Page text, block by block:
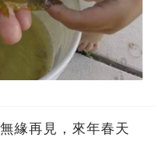
緣再見，來年春天